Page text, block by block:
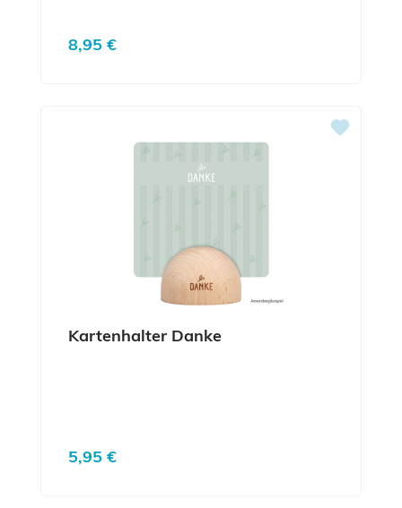
Regulärer Preis:
8,95 €
Kartenhalter Danke
Regulärer Preis:
5,95 €